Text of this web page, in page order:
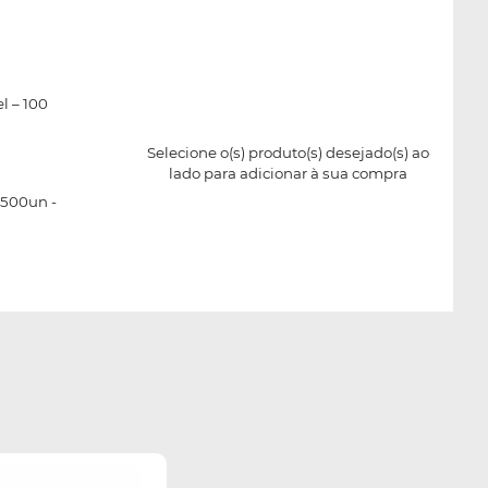
– 100
-
Selecione o(s) produto(s) desejado(s) ao
lado para adicionar à sua compra